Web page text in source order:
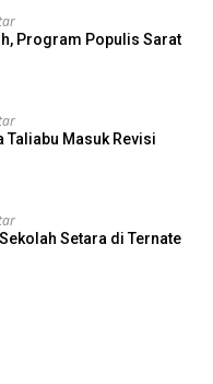
Program Populis Sarat
Taliabu Masuk Revisi
Setara di Ternate